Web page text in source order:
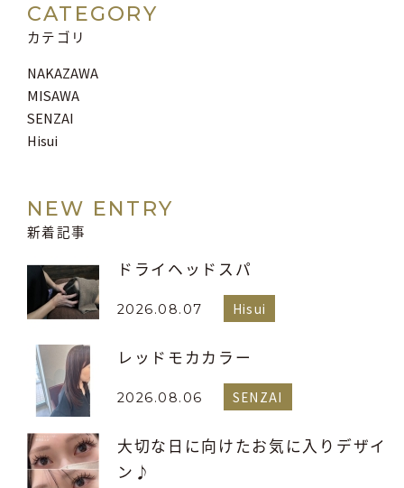
CATEGORY
カテゴリ
NAKAZAWA
MISAWA
SENZAI
Hisui
NEW ENTRY
新着記事
ドライヘッドスパ
2026.08.07 Hisui
レッドモカカラー
2026.08.06 SENZAI
大切な日に向けたお気に入りデザイ
ン♪